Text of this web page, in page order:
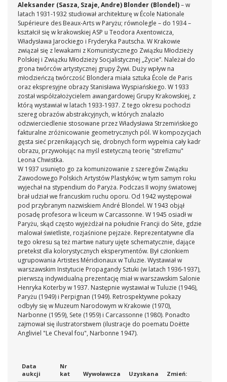
Aleksander (Sasza, Szaje, Andre) Blonder (Blondel)– w
latach 1931-1932 studiował architekturę w École Nationale
Supérieure des Beaux-Arts w Paryżu; równolegle – do 1934 –
kształcił się w krakowskiej ASP u Teodora Axentowicza,
Władysława Jarockiego i Fryderyka Pautscha. W Krakowie
związał się z lewakami z Komunistycznego Związku Młodzieży
Polskiej i Związku Młodzieży Socjalistycznej „Życie”. Należał do
grona twórców artystycznej grupy Żywi. Duży wpływ na
młodzieńczą twórczość Blondera miała sztuka École de Paris
oraz ekspresyjne obrazy Stanisława Wyspiańskiego. W 1933
został współzałożycielem awangardowej Grupy Krakowskiej, z
którą wystawiał w latach 1933-1937. Z tego okresu pochodzi
szereg obrazów abstrakcyjnych, w których znalazło
odzwierciedlenie stosowane przez Władysława Strzemińskiego
fakturalne zróżnicowanie geometrycznych pól. W kompozycjach
gęsta sieć przenikających się, drobnych form wypełnia cały kadr
obrazu, przywołując na myśl estetyczną teorię "strefizmu"
Leona Chwistka.
W 1937 usunięto go za komunizowanie z szeregów Związku
Zawodowego Polskich Artystów Plastyków; w tym samym roku
wyjechał na stypendium do Paryża. Podczas II wojny światowej
brał udział we francuskim ruchu oporu. Od 1942 występował
pod przybranym nazwiskiem André Blondel. W 1943 objął
posadę profesora w liceum w Carcassonne. W 1945 osiadł w
Paryżu, skąd często wyjeżdżał na południe Francji do Sète, gdzie
malował świetliste, rozjaśnione pejzaże. Reprezentatywne dla
tego okresu są też martwe natury ujęte schematycznie, dające
pretekst dla kolorystycznych eksperymentów. Był członkiem
ugrupowania Artistes Méridionaux w Tuluzie. Wystawiał w
warszawskim Instytucie Propagandy Sztuki (w latach 1936-1937),
pierwszą indywidualną prezentację miał w warszawskim Salonie
Henryka Koterby w 1937. Następnie wystawiał w Tuluzie (1946),
Paryżu (1949) i Perpignan (1949). Retrospektywne pokazy
odbyły się w Muzeum Narodowym w Krakowie (1970),
Narbonne (1959), Sete (1959) i Carcassonne (1980). Ponadto
zajmował się ilustratorstwem (ilustracje do poematu Doëtte
Angliviel "Le Cheval fou", Narbonne 1947).
Data
aukcji
Nr
kat
Wywoławcza Uzyskana Zmień: